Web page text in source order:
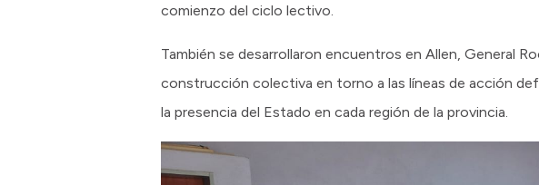
comienzo del ciclo lectivo.
También se desarrollaron encuentros en Allen, General
construcción colectiva en torno a las líneas de acción
la presencia del Estado en cada región de la provincia.